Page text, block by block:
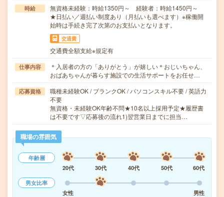
時給
無資格未経験：時給1350円～ 経験者：時給1450円～
★日払い／週払い制度あり（月払いも選べます）※稼働開
始時は手続き完了次第のお支払いとなります。
交通費
交通費全額支給※規定有
仕事内容
＊入居者の方の「ありがとう」が嬉しい＊おじいちゃん、
おばあちゃんが暮らす施設での生活サポートをお任せ…
応募資格
職種未経験OK / ブランクOK / パソコンスキル不要 / 英語力
不要
無資格・未経験OK年齢不問★10名以上採用予定★履歴書
は不要です▽応募後の流れ1)翌営業日までに担当…
職場の雰囲気
年齢層
20代
30代 40代 50代
60代
男女比率
女性
男性